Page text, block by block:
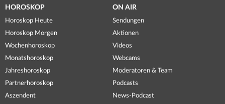
HOROSKOP
Horoskop Heute
Horoskop Morgen
Wochenhoroskop
Monatshoroskop
Jahreshoroskop
Partnerhoroskop
Aszendent
ON AIR
Sendungen
Aktionen
Videos
Webcams
Moderatoren & Team
Podcasts
News-Podcast